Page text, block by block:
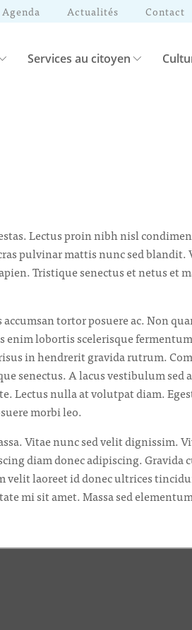
Agenda Actualités Contact
Services au citoyen
Lectus proin nibh nisl
pulvinar mattis nunc sed
Tristique senectus et netus et
tortor posuere ac. Non
lobortis scelerisque
in hendrerit gravida rutrum.
A lacus vestibulum sed
nulla at volutpat diam.
morbi leo.
Vitae nunc sed velit dignissim.
diam donec adipiscing. Gravida
laoreet id donec ultrices
mi sit amet. Massa sed